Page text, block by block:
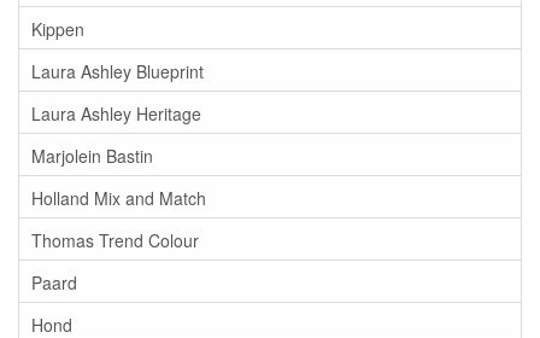
Kippen
Laura Ashley Blueprint
Laura Ashley Heritage
Marjolein Bastin
Holland Mix and Match
Thomas Trend Colour
Paard
Hond